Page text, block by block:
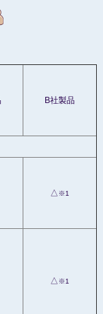
B社製品
△※1
△※1